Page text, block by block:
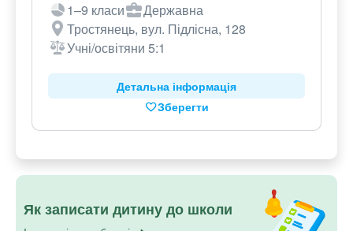
1–9 класи
Державна
Тростянець, вул. Підлісна, 128
Учні/освітяни 5:1
Детальна інформація
Зберегти
Як записати дитину до школи